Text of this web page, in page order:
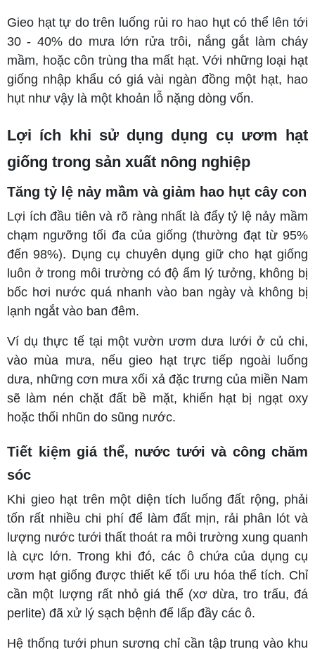
Gieo hạt tự do trên luống rủi ro hao hụt có thể lên tới
30 - 40% do mưa lớn rửa trôi, nắng gắt làm cháy
mầm, hoặc côn trùng tha mất hạt. Với những loại hạt
giống nhập khẩu có giá vài ngàn đồng một hạt, hao
hụt như vậy là một khoản lỗ nặng dòng vốn.
Lợi ích khi sử dụng dụng cụ ươm hạt
giống trong sản xuất nông nghiệp
Tăng tỷ lệ nảy mầm và giảm hao hụt cây con
Lợi ích đầu tiên và rõ ràng nhất là đẩy tỷ lệ nảy mầm
chạm ngưỡng tối đa của giống (thường đạt từ 95%
đến 98%). Dụng cụ chuyên dụng giữ cho hạt giống
luôn ở trong môi trường có độ ẩm lý tưởng, không bị
bốc hơi nước quá nhanh vào ban ngày và không bị
lạnh ngắt vào ban đêm.
Ví dụ thực tế tại một vườn ươm dưa lưới ở củ chi,
vào mùa mưa, nếu gieo hạt trực tiếp ngoài luống
dưa, những cơn mưa xối xả đặc trưng của miền Nam
sẽ làm nén chặt đất bề mặt, khiến hạt bị ngạt oxy
hoặc thối nhũn do sũng nước.
Tiết kiệm giá thể, nước tưới và công chăm
sóc
Khi gieo hạt trên một diện tích luống đất rộng, phải
tốn rất nhiều chi phí để làm đất mịn, rải phân lót và
lượng nước tưới thất thoát ra môi trường xung quanh
là cực lớn. Trong khi đó, các ô chứa của dụng cụ
ươm hạt giống được thiết kế tối ưu hóa thể tích. Chỉ
cần một lượng rất nhỏ giá thể (xơ dừa, tro trấu, đá
perlite) đã xử lý sạch bệnh để lấp đầy các ô.
Hệ thống tưới phun sương chỉ cần tập trung vào khu